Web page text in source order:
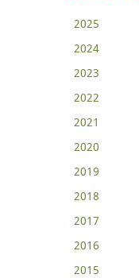
2025
2024
2023
2022
2021
2020
2019
2018
2017
2016
2015